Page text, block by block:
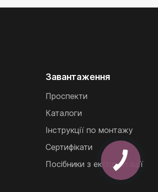
Завантаження
Проспекти
Каталоги
Інструкції по монтажу
Сертифікати
Посібники з експлуатації